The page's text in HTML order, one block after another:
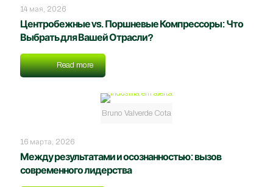
14 мая, 2026
Центробежные vs. Поршневые Компрессоры: Что
Выбрать для Вашей Отрасли?
Read more
Bruno Valverde Cota
16 марта, 2026
Между результатами и осознанностью: вызов
современного лидерства